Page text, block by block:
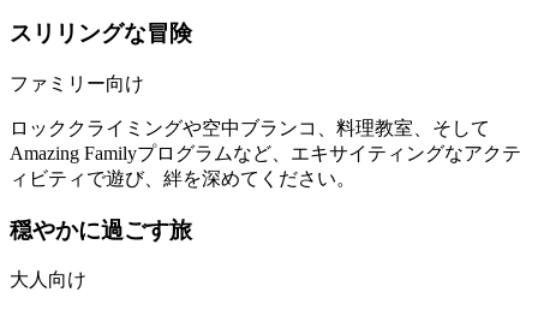
スリリングな冒険
ファミリー向け
ロッククライミングや空中ブランコ、料理教室、そして
Amazing Familyプログラムなど、エキサイティングなアクテ
ィビティで遊び、絆を深めてください。
穏やかに過ごす旅
大人向け